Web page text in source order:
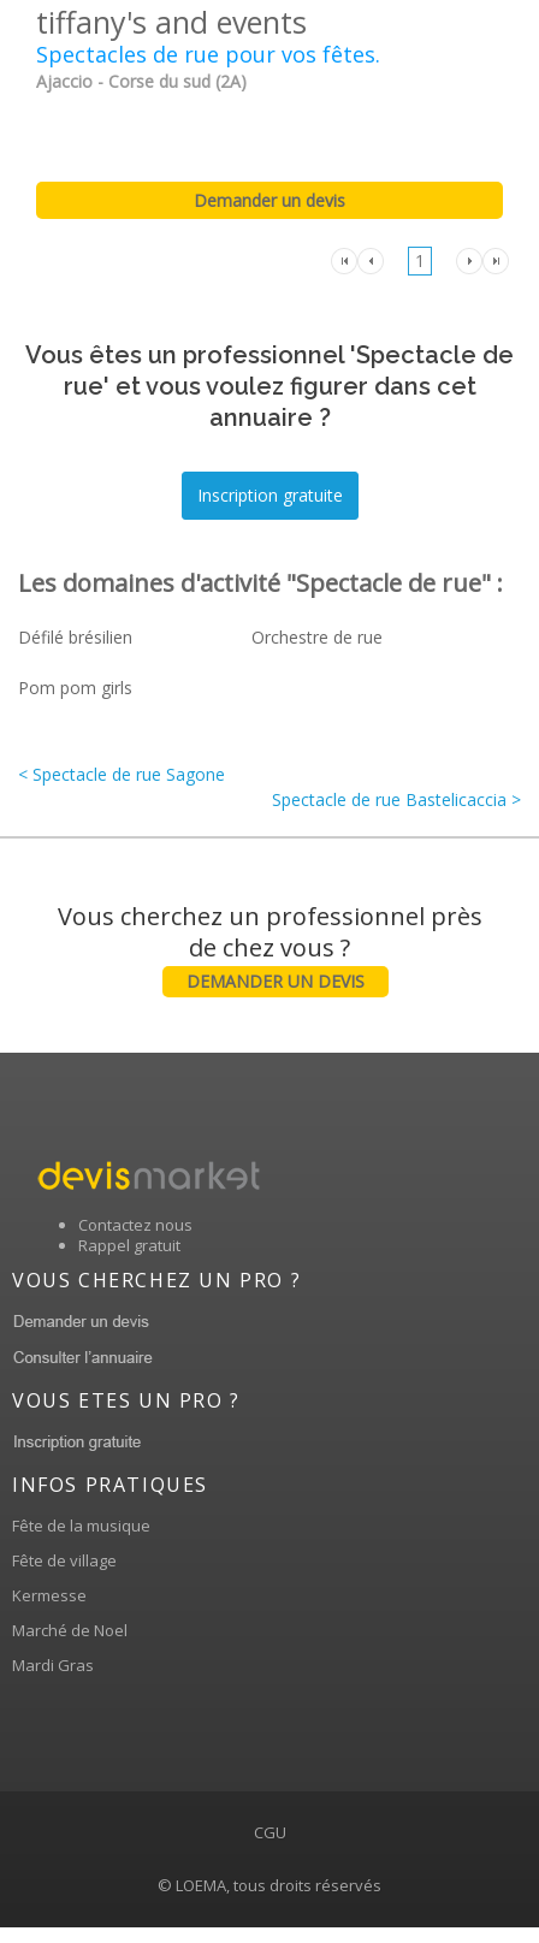
tiffany's and events
Spectacles de rue pour vos fêtes.
Ajaccio - Corse du sud (2A)
1
Vous êtes un professionnel 'Spectacle de
rue' et vous voulez figurer dans cet
annuaire ?
Les domaines d'activité "Spectacle de rue" :
Défilé brésilien Orchestre de rue
Pom pom girls
< Spectacle de rue Sagone
Spectacle de rue Bastelicaccia >
Vous cherchez un professionnel près
DEMANDER UN DEVIS
Contactez nous
Rappel gratuit
VOUS CHERCHEZ UN PRO ?
VOUS ETES UN PRO ?
INFOS PRATIQUES
Fête de la musique
Fête de village
Kermesse
Marché de Noel
Mardi Gras
CGU
© LOEMA, tous droits réservés